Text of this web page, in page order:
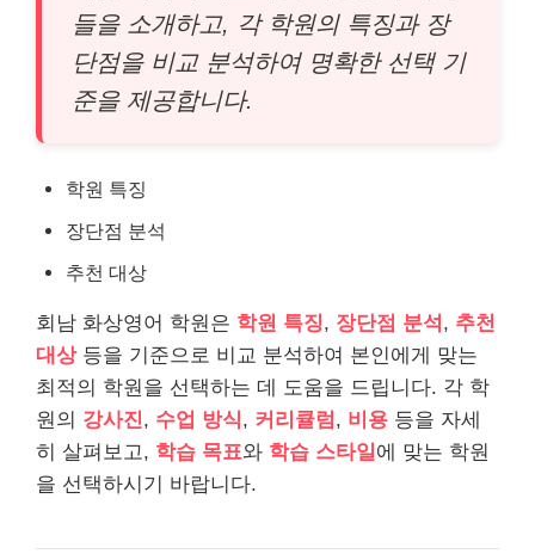
들을 소개하고, 각 학원의 특징과 장
단점을 비교 분석하여 명확한 선택 기
준을 제공합니다.
학원 특징
장단점 분석
추천 대상
회남 화상영어 학원은 학원 특징, 장단점 분석 , 추천
대상등을 기준으로 비교 분석하여 본인에게 맞는
최적의 학원을 선택하는 데 도움을 드립니다. 각 학
원의 강사진, 수업 방식, 커리큘럼 , 비용 등을 자세
히 살펴보고, 학습 목표와 학습 스타일 에 맞는 학원
을 선택하시기 바랍니다.